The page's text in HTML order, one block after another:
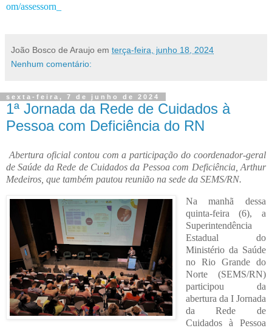
om/assessorn
João Bosco de Araujo em terça-feira, junho 18, 2024
Nenhum comentário:
sexta-feira, 7 de junho de 2024
1ª Jornada da Rede de Cuidados à
Pessoa com Deficiência do RN
Abertura oficial contou com a participação do coordenador-geral
de Saúde da Rede de Cuidados da Pessoa com Deficiência, Arthur
Medeiros, que também pautou reunião na sede da SEMS/RN.
Na manhã dessa
quinta-feira (6), a
Superintendência
Estadual do
Ministério da Saúde
no Rio Grande do
Norte (SEMS/RN)
participou da
abertura da I Jornada
da Rede de
Cuidados à Pessoa